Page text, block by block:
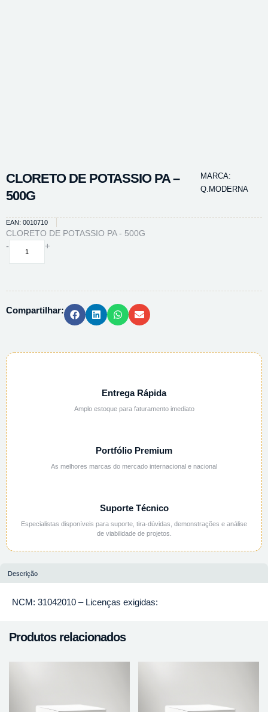
CLORETO DE POTASSIO PA –
500G
MARCA:
Q.MODERNA
EAN: 0010710
CLORETO DE POTASSIO PA - 500G
-
CLORETO
500G
+
Compartilhar:
Entrega Rápida
Amplo estoque para faturamento imediato
Portfólio Premium
As melhores marcas do mercado internacional e nacional
Suporte Técnico
Especialistas disponíveis para suporte, tira-dúvidas, demonstrações e análise
de viabilidade de projetos.
Descrição
NCM: 31042010 – Licenças exigidas:
Produtos relacionados